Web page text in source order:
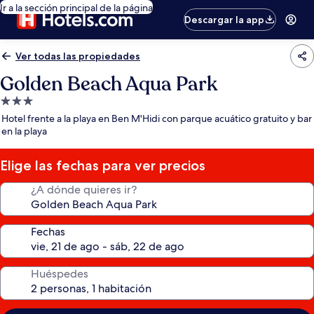
Ir a la sección principal de la página
Descargar la app
Ver todas las propiedades
Golden Beach Aqua Park
Propiedad
de
3.0
estrellas
Hotel frente a la playa en Ben M'Hidi con parque acuático gratuito y bar
en la playa
Elige las fechas para ver precios
¿A dónde quieres ir?
Fechas
Huéspedes